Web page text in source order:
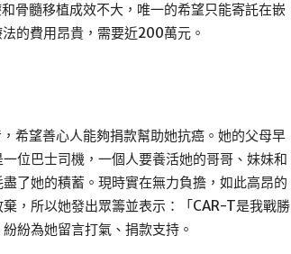
骨髓移植成效不大，唯一的希望只能寄託在嵌
的費用昂貴，需要近200萬元。
希望善心人能夠捐款幫助她抗癌。她的父母早
位巴士司機，一個人要養活她的哥哥、妹妹和
了她的積蓄。現時實在無力負擔，如此高昂的
，所以她發出眾籌並表示：「CAR-T是我戰勝
紛為她留言打氣、捐款支持。